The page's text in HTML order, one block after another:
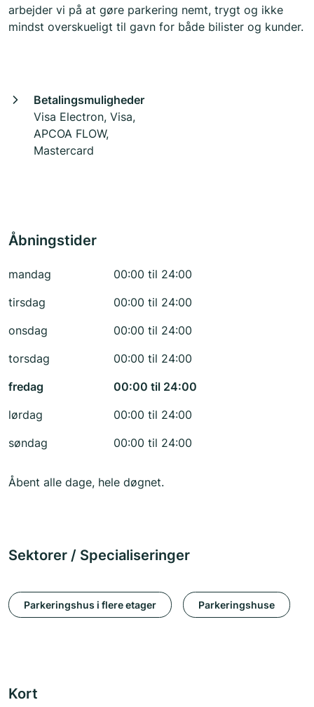
arbejder vi på at gøre parkering nemt, trygt og ikke
mindst overskueligt til gavn for både bilister og kunder.
Betalingsmuligheder
Visa Electron, Visa,
APCOA FLOW,
Mastercard
Åbningstider
mandag
00:00 til 24:00
tirsdag
00:00 til 24:00
onsdag
00:00 til 24:00
torsdag
00:00 til 24:00
fredag
00:00 til 24:00
lørdag
00:00 til 24:00
søndag
00:00 til 24:00
Åbent alle dage, hele døgnet.
Sektorer / Specialiseringer
Parkeringshus i flere etager Parkeringshuse
Kort